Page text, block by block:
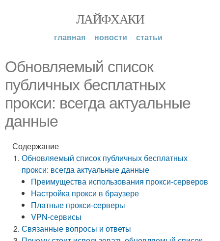
ЛАЙФХАКИ
главная новости статьи
Обновляемый список
публичных бесплатных
прокси: всегда актуальные
данные
Содержание
Обновляемый список публичных бесплатных
прокси: всегда актуальные данные
Преимущества использования прокси-серверов
Настройка прокси в браузере
Платные прокси-серверы
VPN-сервисы
Связанные вопросы и ответы